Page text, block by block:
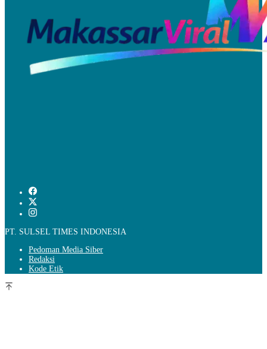
PT. SULSEL TIMES INDONESIA
Pedoman Media Siber
Redaksi
Kode Etik